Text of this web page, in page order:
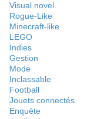
Visual novel
Rogue-Like
Minecraft-like
LEGO
Indies
Gestion
Mode
Inclassable
Football
Jouets connectés
Enquête